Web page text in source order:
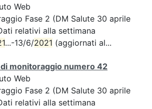
Web
Fase 2 (DM Salute 30 aprile
relativi alla settimana
...-13/6/2021 (aggiornati al...
monitoraggio numero 42
Web
Fase 2 (DM Salute 30 aprile
relativi alla settimana